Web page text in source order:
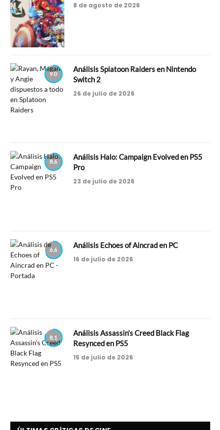
8 de agosto de 2026
9.0
Análisis Splatoon Raiders en Nintendo
Switch 2
26 de julio de 2026
8.6
Análisis Halo: Campaign Evolved en PS5
Pro
23 de julio de 2026
6.6
Análisis Echoes of Aincrad en PC
16 de julio de 2026
8.1
Análisis Assassin’s Creed Black Flag
Resynced en PS5
15 de julio de 2026